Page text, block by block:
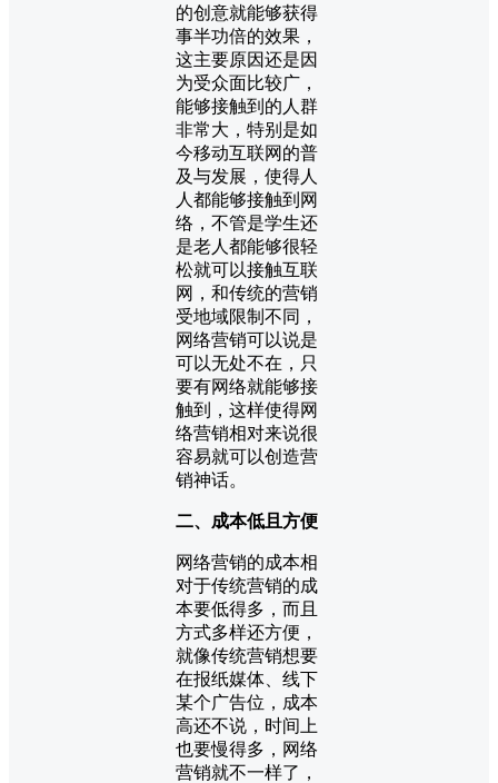
的创意就能够获得
事半功倍的效果，
这主要原因还是因
为受众面比较广，
能够接触到的人群
非常大，特别是如
今移动互联网的普
及与发展，使得人
人都能够接触到网
络，不管是学生还
是老人都能够很轻
松就可以接触互联
网，和传统的营销
受地域限制不同，
网络营销可以说是
可以无处不在，只
要有网络就能够接
触到，这样使得网
络营销相对来说很
容易就可以创造营
销神话。
二、成本低且方便
网络营销的成本相
对于传统营销的成
本要低得多，而且
方式多样还方便，
就像传统营销想要
在报纸媒体、线下
某个广告位，成本
高还不说，时间上
也要慢得多，网络
营销就不一样了，